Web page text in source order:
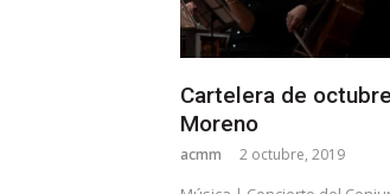
Cartelera de
Moreno
acmm 2 octubre, 2019